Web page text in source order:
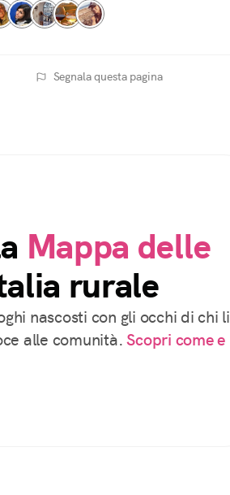
Segnala questa pagina
Mappa delle
rurale
nascosti con gli occhi di chi li
alle comunità. Scopri come e